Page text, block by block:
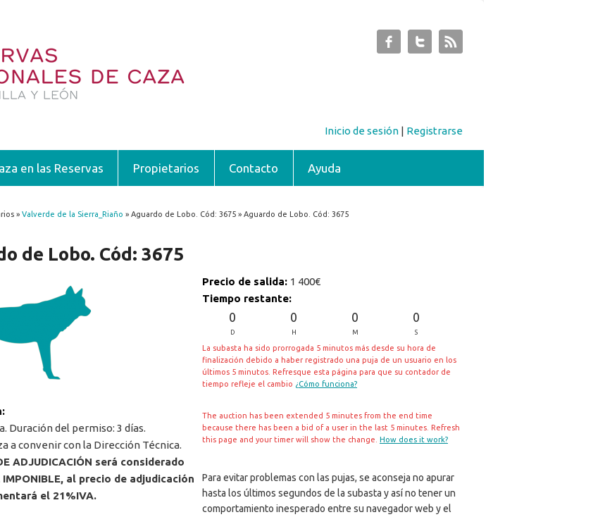
Inicio de sesión | Registrarse
en las Reservas Propietarios Contacto Ayuda
usted aquí
» Valverde de la Sierra_Riaño » Aguardo de Lobo. Cód: 3675 » Aguardo de Lobo. Cód: 3675
de Lobo. Cód: 3675
Duración del permiso: 3 días.
a convenir con la Dirección Técnica.
ADJUDICACIÓN será considerado
IMPONIBLE, al precio de adjudicación
el 21%IVA.
Precio de salida: 1 400€
Tiempo restante:
0
D
0
H
0
M
0
S
La subasta ha sido prorrogada 5 minutos más desde su hora de
finalización debido a haber registrado una puja de un usuario en los
últimos 5 minutos. Refresque esta página para que su contador de
tiempo refleje el cambio ¿Cómo funciona?
The auction has been extended 5 minutes from the end time
because there has been a bid of a user in the last 5 minutes. Refresh
this page and your timer will show the change.
How does it work?
Para evitar problemas con las pujas, se aconseja no apurar
hasta los últimos segundos de la subasta y así no tener un
comportamiento inesperado entre su navegador web y el